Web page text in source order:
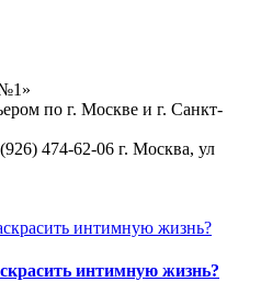
по г. Москве и г. Санкт-
474-62-06 г. Москва, ул
интимную жизнь?